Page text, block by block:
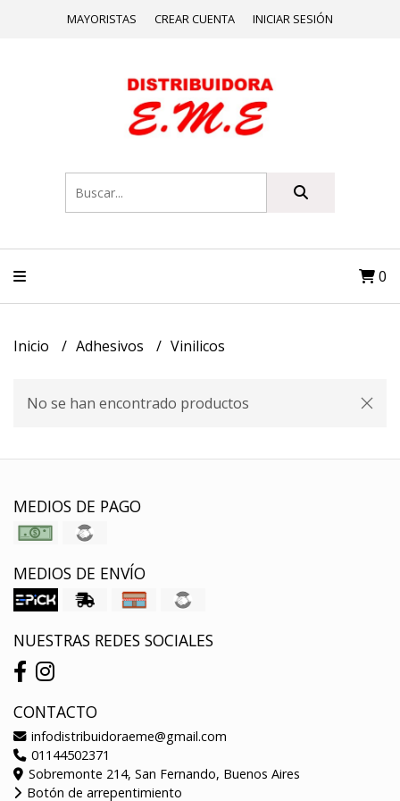
MAYORISTAS CREAR CUENTA INICIAR SESIÓN
0
Inicio Adhesivos Vinilicos
No se han encontrado productos
MEDIOS DE PAGO
MEDIOS DE ENVÍO
NUESTRAS REDES SOCIALES
CONTACTO
infodistribuidoraeme@gmail.com
01144502371
Sobremonte 214, San Fernando, Buenos Aires
Botón de arrepentimiento